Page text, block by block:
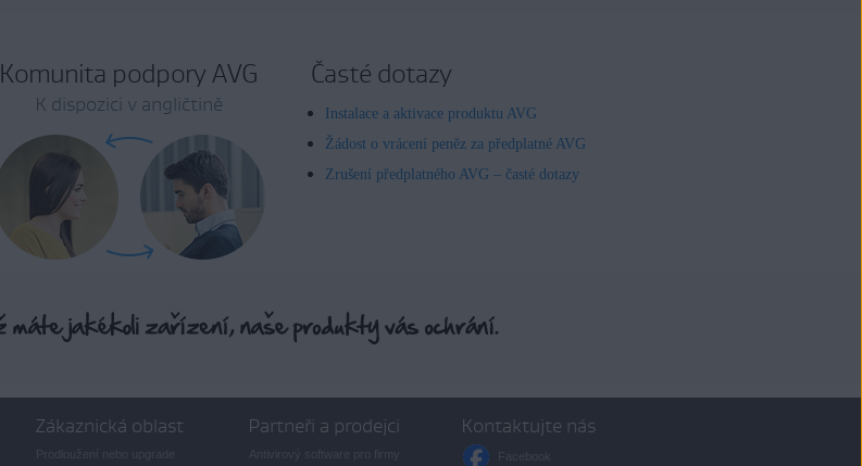
Komunita podpory AVG
K dispozici v angličtině
Časté dotazy
Instalace a aktivace produktu AVG
Žádost o vrácení peněz za předplatné AVG
Zrušení předplatného AVG – časté dotazy
Zákaznická oblast Partneři a prodejci Kontaktujte nás